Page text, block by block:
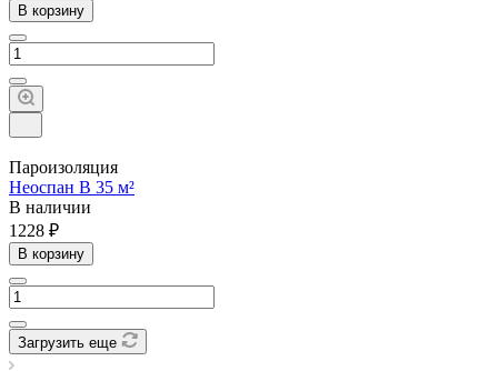
В корзину
Пароизоляция
Неоспан B 35 м²
В наличии
1228 ₽
В корзину
Загрузить еще